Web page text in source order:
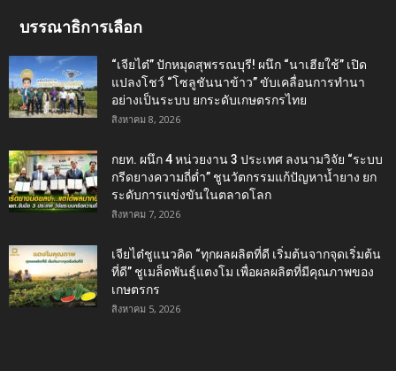
บรรณาธิการเลือก
“เจียไต๋” ปักหมุดสุพรรณบุรี! ผนึก “นาเฮียใช้” เปิด
แปลงโชว์ “โซลูชันนาข้าว” ขับเคลื่อนการทำนา
อย่างเป็นระบบ ยกระดับเกษตรกรไทย
สิงหาคม 8, 2026
กยท. ผนึก 4 หน่วยงาน 3 ประเทศ ลงนามวิจัย “ระบบ
กรีดยางความถี่ต่ำ” ชูนวัตกรรมแก้ปัญหาน้ำยาง ยก
ระดับการแข่งขันในตลาดโลก
สิงหาคม 7, 2026
เจียไต๋ชูแนวคิด “ทุกผลผลิตที่ดี เริ่มต้นจากจุดเริ่มต้น
ที่ดี” ชูเมล็ดพันธุ์แตงโม เพื่อผลผลิตที่มีคุณภาพของ
เกษตรกร
สิงหาคม 5, 2026